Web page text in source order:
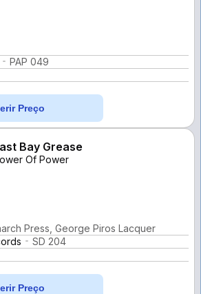
PAP 049
Preço
Bay Grease
Of Power
Press, George Piros Lacquer
SD 204
Preço